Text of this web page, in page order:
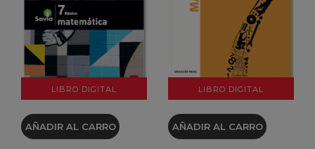
LIBRO DIGITAL
VER DETALLES
AÑADIR AL CARRO
LIBRO DIGITAL
VER DETALLES
AÑADIR AL CARRO